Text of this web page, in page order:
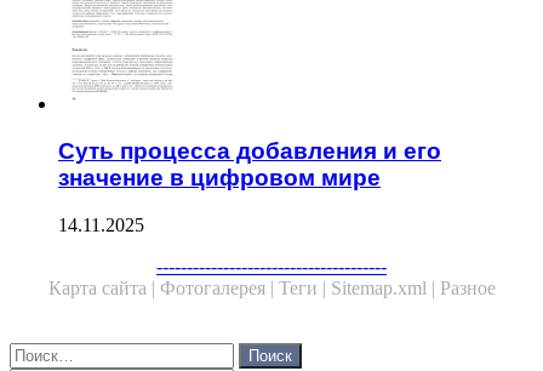
Суть процесса добавления и его
значение в цифровом мире
14.11.2025
--------------------------------------
Карта сайта | Фотогалерея | Теги | Sitemap.xml | Разное
Close
Найти: